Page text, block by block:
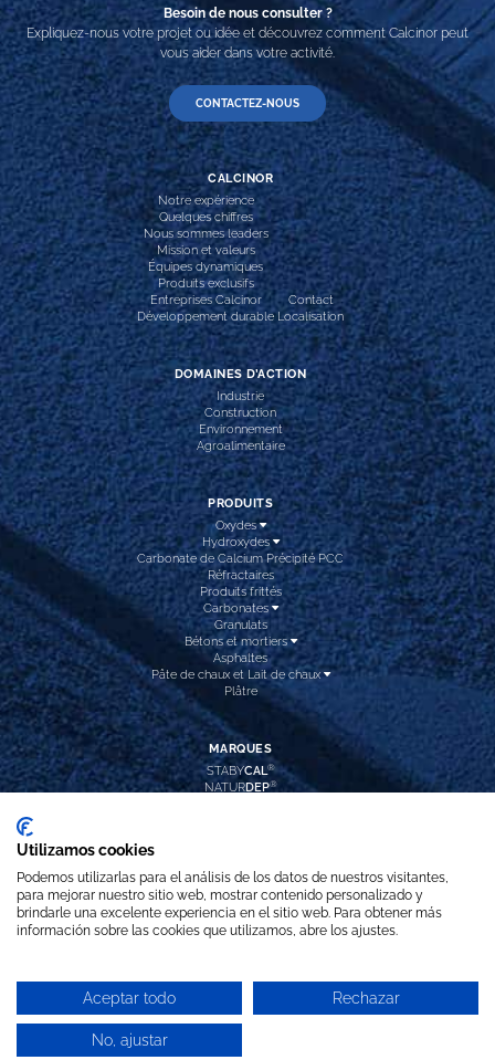
Besoin de nous consulter ?
Expliquez-nous votre projet ou idée et découvrez comment Calcinor peut
vous aider dans votre activité.
CONTACTEZ-NOUS
CALCINOR
Notre expérience
Quelques chiffres
Nous sommes leaders
Mission et valeurs
Équipes dynamiques
Produits exclusifs
Entreprises Calcinor
Développement durable
Contact
Localisation
DOMAINES D’ACTION
Industrie
Construction
Environnement
Agroalimentaire
PRODUITS
Oxydes
Hydroxydes
Carbonate de Calcium Précipité PCC
Réfractaires
Produits frittés
Carbonates
Granulats
Bétons et mortiers
Asphaltes
Pâte de chaux et Lait de chaux
Plâtre
MARQUES
STABYCAL ®
NATURDEP®
ARI BLANC PLUS
CALCITALAVADA
© 2020 calcinor.com / Calcinor Avertissement légal
Utilizamos cookies
Podemos utilizarlas para el análisis de los datos de nuestros visitantes,
para mejorar nuestro sitio web, mostrar contenido personalizado y
brindarle una excelente experiencia en el sitio web. Para obtener más
información sobre las cookies que utilizamos, abre los ajustes.
Aceptar todo Rechazar
No, ajustar